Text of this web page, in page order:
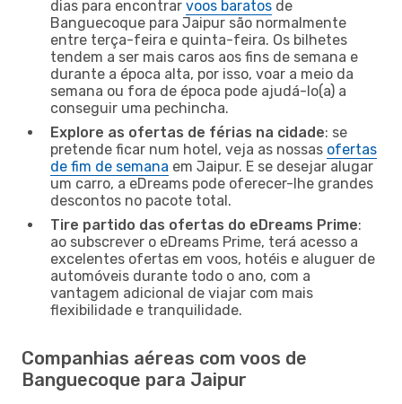
dias para encontrar voos baratos de
Banguecoque para Jaipur são normalmente
entre terça-feira e quinta-feira. Os bilhetes
tendem a ser mais caros aos fins de semana e
durante a época alta, por isso, voar a meio da
semana ou fora de época pode ajudá-lo(a) a
conseguir uma pechincha.
Explore as ofertas de férias na cidade: se
pretende ficar num hotel, veja as nossas ofertas
de fim de semana em Jaipur. E se desejar alugar
um carro, a eDreams pode oferecer-lhe grandes
descontos no pacote total.
Tire partido das ofertas do eDreams Prime:
ao subscrever o eDreams Prime, terá acesso a
excelentes ofertas em voos, hotéis e aluguer de
automóveis durante todo o ano, com a
vantagem adicional de viajar com mais
flexibilidade e tranquilidade.
Companhias aéreas com voos de
Banguecoque para Jaipur